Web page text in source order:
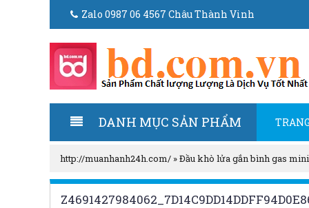
Zalo 0987 06 4567 Châu Thành Vinh
DANH MỤC SẢN PHẨM
http://muanhanh24h.com/ »Đầu khò lửa gắn bình gas